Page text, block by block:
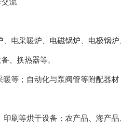
流
电采暖炉、电磁锅炉、电极锅炉
、换热器等。
等；自动化与泵阀管等附配器材
刷等烘干设备；农产品、海产品